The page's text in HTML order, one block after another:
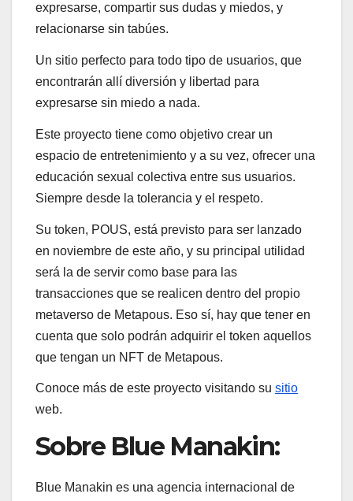
expresarse, compartir sus dudas y miedos, y
relacionarse sin tabúes.
Un sitio perfecto para todo tipo de usuarios, que
encontrarán allí diversión y libertad para
expresarse sin miedo a nada.
Este proyecto tiene como objetivo crear un
espacio de entretenimiento y a su vez, ofrecer una
educación sexual colectiva entre sus usuarios.
Siempre desde la tolerancia y el respeto.
Su token, POUS, está previsto para ser lanzado
en noviembre de este año, y su principal utilidad
será la de servir como base para las
transacciones que se realicen dentro del propio
metaverso de Metapous. Eso sí, hay que tener en
cuenta que solo podrán adquirir el token aquellos
que tengan un NFT de Metapous.
Conoce más de este proyecto visitando su sitio
web.
Sobre Blue Manakin:
Blue Manakin es una agencia internacional de